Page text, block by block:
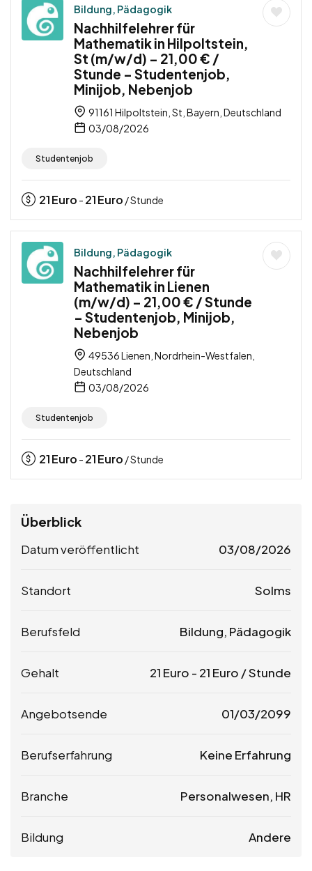
Bildung, Pädagogik
Nachhilfelehrer für
Mathematik in Hilpoltstein,
St (m/w/d) – 21,00 € /
Stunde – Studentenjob,
Minijob, Nebenjob
91161 Hilpoltstein, St, Bayern, Deutschland
03/08/2026
Studentenjob
21Euro - 21Euro / Stunde
Bildung, Pädagogik
Nachhilfelehrer für
Mathematik in Lienen
(m/w/d) – 21,00 € / Stunde
– Studentenjob, Minijob,
Nebenjob
49536 Lienen, Nordrhein-Westfalen,
Deutschland
03/08/2026
Studentenjob
21Euro - 21Euro / Stunde
Überblick
Datum veröffentlicht 03/08/2026
Standort Solms
Berufsfeld Bildung, Pädagogik
Gehalt 21 Euro - 21 Euro / Stunde
Angebotsende 01/03/2099
Berufserfahrung Keine Erfahrung
Branche Personalwesen, HR
Bildung Andere